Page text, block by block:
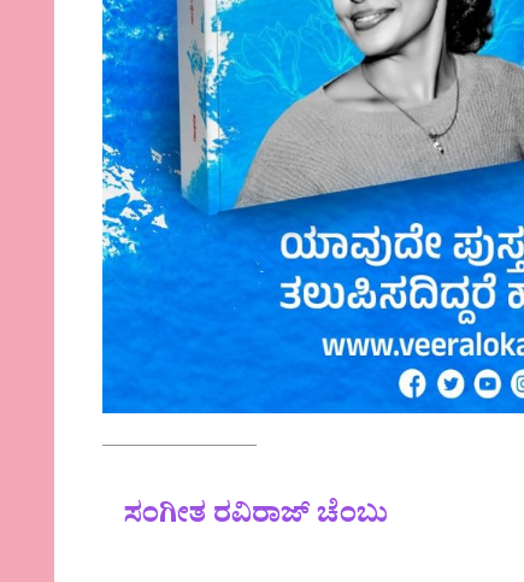
————————
ಸಂಗೀತ ರವಿರಾಜ್ ಚೆಂಬು